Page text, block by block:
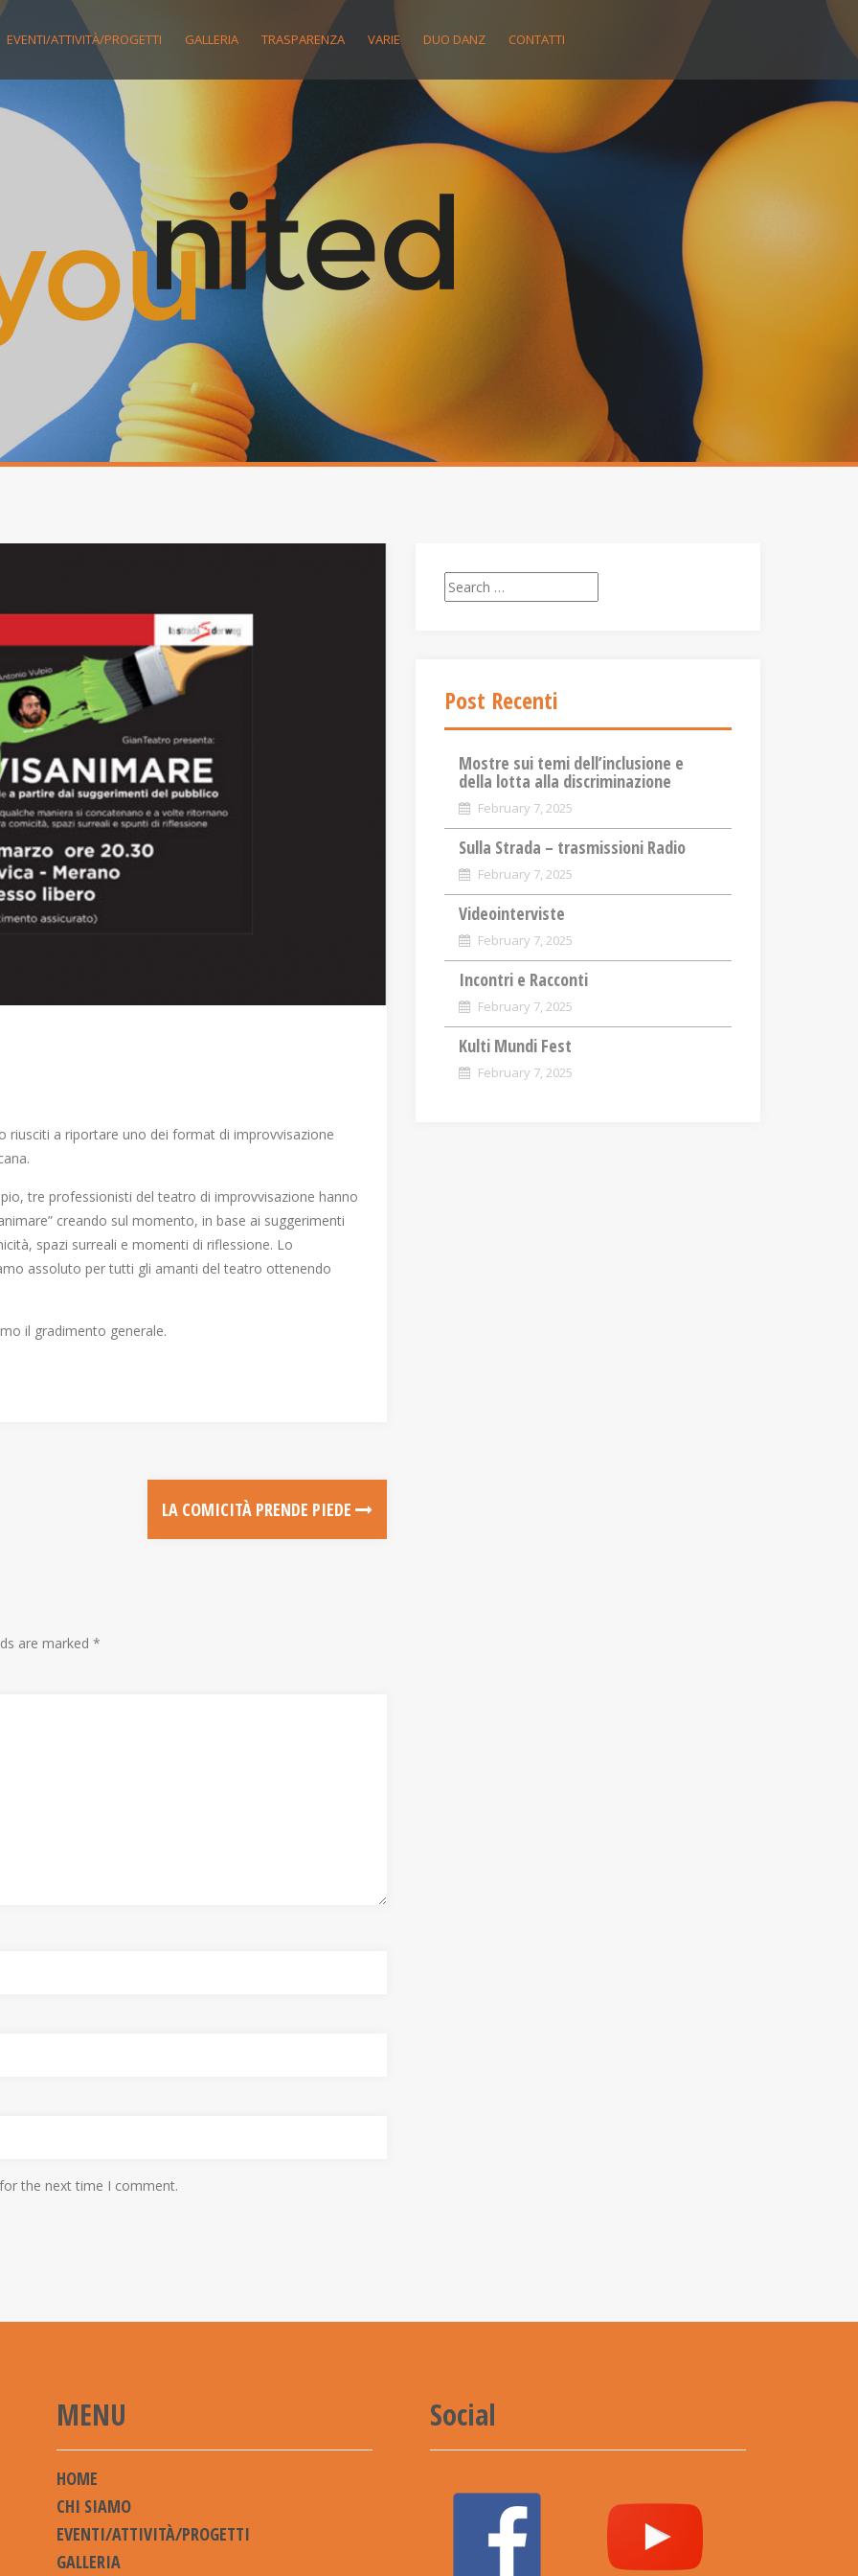
EVENTI/ATTIVITÀ/PROGETTI GALLERIA TRASPARENZA VARIE DUO DANZ CONTATTI
riusciti a riportare uno dei format di improvvisazione
tre professionisti del teatro di improvvisazione hanno
creando sul momento, in base ai suggerimenti
spazi surreali e momenti di riflessione. Lo
assoluto per tutti gli amanti del teatro ottenendo
il gradimento generale.
LA COMICITÀ PRENDE PIEDE
are marked *
the next time I comment.
S
e
h
f
Post Recenti
Mostre sui temi dell’inclusione e
della lotta alla discriminazione
February 7, 2025
Sulla Strada – trasmissioni Radio
February 7, 2025
Videointerviste
February 7, 2025
Incontri e Racconti
February 7, 2025
Kulti Mundi Fest
February 7, 2025
MENU
HOME
CHI SIAMO
EVENTI/ATTIVITÀ/PROGETTI
GALLERIA
Social